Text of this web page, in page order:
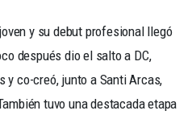
y su debut profesional llegó
después dio el salto a DC,
y co-creó, junto a Santi Arcas,
tuvo una destacada etapa